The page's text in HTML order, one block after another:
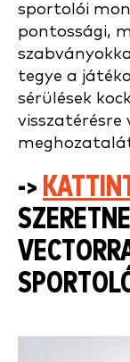
sportolói
pontossági,
tegye a
sérülések
visszatérésre
->